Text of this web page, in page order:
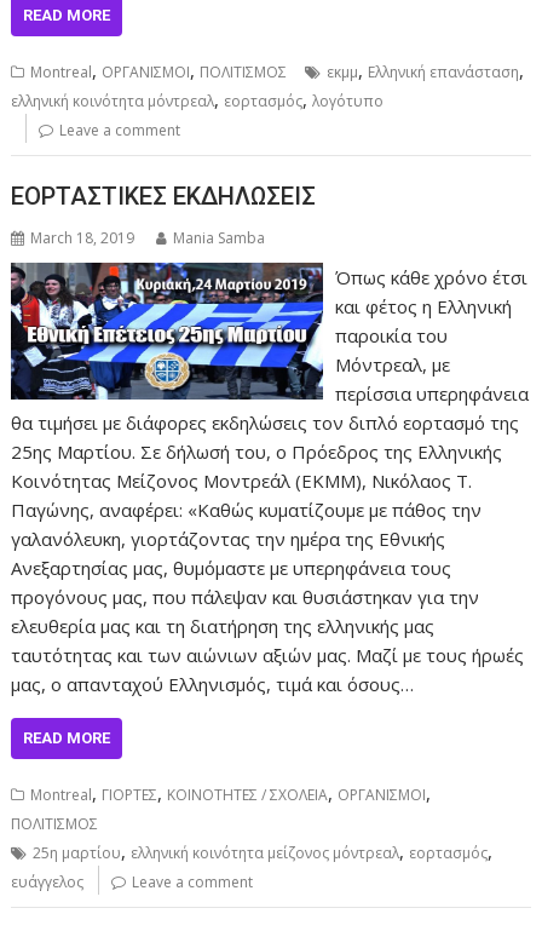
READ MORE
Montreal, ΟΡΓΑΝΙΣΜΟΙ, ΠΟΛΙΤΙΣΜΟΣ εκμμ, Ελληνική επανάσταση,
ελληνική κοινότητα μόντρεαλ, εορτασμός,λογότυπο
Leave a comment
ΕΟΡΤΑΣΤΙΚΕΣ ΕΚΔΗΛΩΣΕΙΣ
March 18, 2019 Mania Samba
Όπως κάθε χρόνο έτσι
και φέτος η Ελληνική
παροικία του
Μόντρεαλ, με
περίσσια υπερηφάνεια
θα τιμήσει με διάφορες εκδηλώσεις τον διπλό εορτασμό της
25ης Μαρτίου. Σε δήλωσή του, ο Πρόεδρος της Ελληνικής
Κοινότητας Μείζονος Μοντρεάλ (ΕΚΜΜ), Νικόλαος Τ.
Παγώνης, αναφέρει: «Καθώς κυματίζουμε με πάθος την
γαλανόλευκη, γιορτάζοντας την ημέρα της Εθνικής
Ανεξαρτησίας μας, θυμόμαστε με υπερηφάνεια τους
προγόνους μας, που πάλεψαν και θυσιάστηκαν για την
ελευθερία μας και τη διατήρηση της ελληνικής μας
ταυτότητας και των αιώνιων αξιών μας. Μαζί με τους ήρωές
μας, ο απανταχού Ελληνισμός, τιμά και όσους…
READ MORE
Montreal, ΓΙΟΡΤΕΣ, ΚΟΙΝΟΤΗΤΕΣ / ΣΧΟΛΕΙΑ, ΟΡΓΑΝΙΣΜΟΙ,
ΠΟΛΙΤΙΣΜΟΣ
25η μαρτίου, ελληνική κοινότητα μείζονος μόντρεαλ, εορτασμός,
ευάγγελος Leave a comment